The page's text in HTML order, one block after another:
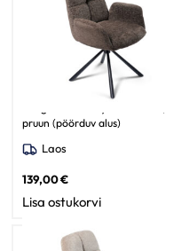
pruun (pöörduv alus)
Laos
139,00€
Lisa ostukorvi